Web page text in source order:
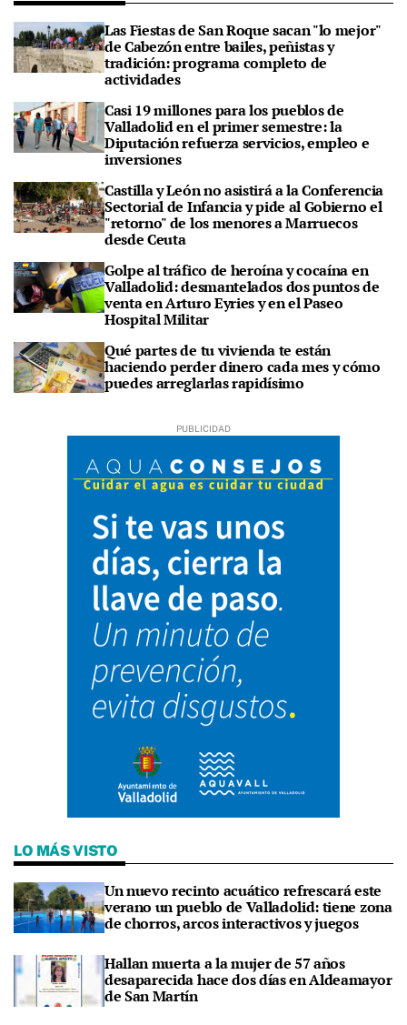
Las Fiestas de San Roque sacan "lo mejor"
de Cabezón entre bailes, peñistas y
tradición: programa completo de
actividades
Casi 19 millones para los pueblos de
Valladolid en el primer semestre: la
Diputación refuerza servicios, empleo e
inversiones
Castilla y León no asistirá a la Conferencia
Sectorial de Infancia y pide al Gobierno el
"retorno" de los menores a Marruecos
desde Ceuta
Golpe al tráfico de heroína y cocaína en
Valladolid: desmantelados dos puntos de
venta en Arturo Eyries y en el Paseo
Hospital Militar
Qué partes de tu vivienda te están
haciendo perder dinero cada mes y cómo
puedes arreglarlas rapidísimo
LO MÁS VISTO
Un nuevo recinto acuático refrescará este
verano un pueblo de Valladolid: tiene zona
de chorros, arcos interactivos y juegos
Hallan muerta a la mujer de 57 años
desaparecida hace dos días en Aldeamayor
de San Martín